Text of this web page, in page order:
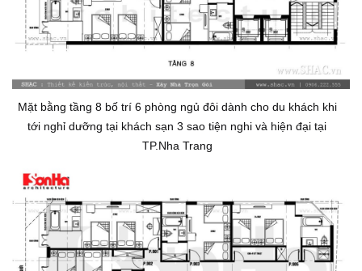
Mặt bằng tầng 8 bố trí 6 phòng ngủ đôi dành cho du khách khi
tới nghỉ dưỡng tại khách sạn 3 sao tiện nghi và hiện đại tại
TP.Nha Trang